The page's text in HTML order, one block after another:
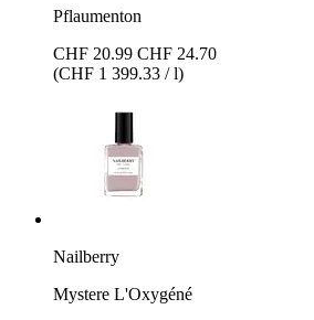
Pflaumenton
CHF 20.99 CHF 24.70
(CHF 1 399.33 / l)
Nailberry
Mystere L'Oxygéné